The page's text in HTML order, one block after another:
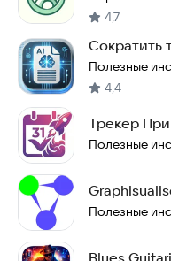
4,7
Сократить
Полезные
4,4
Трекер
успеху
Полезные
Полезные
Blues